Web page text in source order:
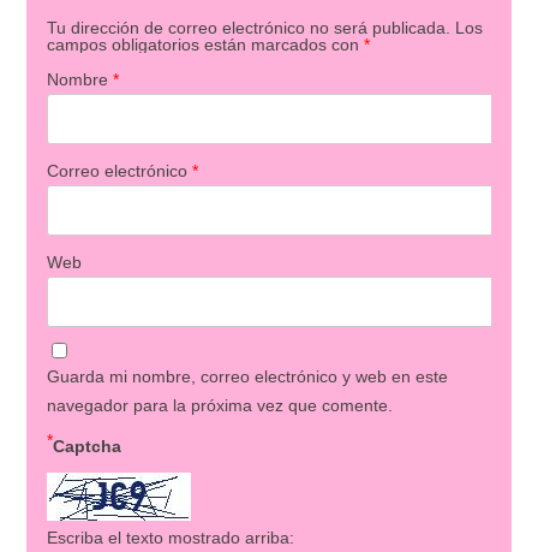
Tu dirección de correo electrónico no será publicada.
Los
campos obligatorios están marcados con *
Nombre *
Correo electrónico *
Web
Guarda mi nombre, correo electrónico y web en este
navegador para la próxima vez que comente.
Captcha
*
Escriba el texto mostrado arriba: